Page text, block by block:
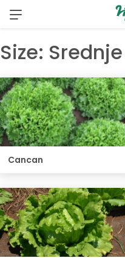
Pređi
na
Size: Srednje
Cancan